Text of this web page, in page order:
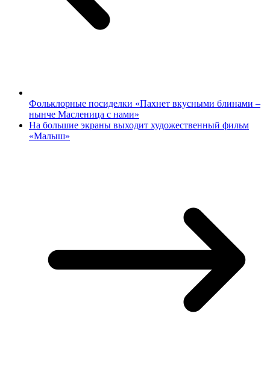
Фольклорные посиделки «Пахнет вкусными блинами –
нынче Масленица с нами»
На большие экраны выходит художественный фильм
«Малыш»